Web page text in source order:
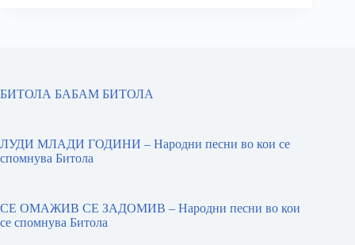
БИТОЛА БАБАМ БИТОЛА
ЛУДИ МЛАДИ ГОДИНИ – Народни песни во кои се
спомнува Битола
СЕ ОМАЖИВ СЕ ЗАДОМИВ – Народни песни во кои
се спомнува Битола